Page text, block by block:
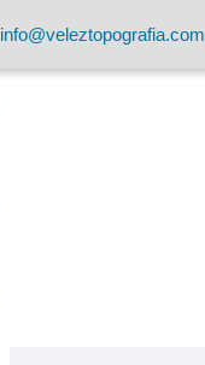
info@veleztopografia.com